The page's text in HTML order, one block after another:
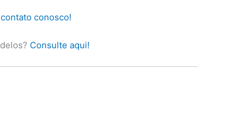
conosco!
Consulte aqui!